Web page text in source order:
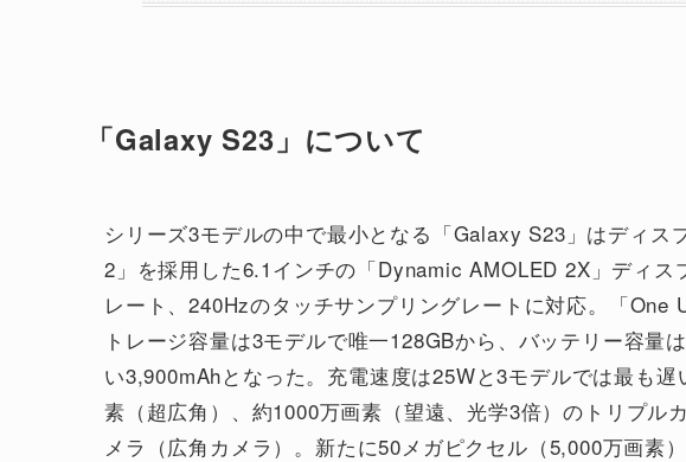
「Galaxy S23」について
シリーズ3モデルの中で最小となる「Galaxy S23」はディ
2」を採用した6.1インチの「Dynamic AMOLED 2X」ディス
レート、240Hzのタッチサンプリングレートに対応。「One
トレージ容量は3モデルで唯一128GBから、バッテリー容量
い3,900mAhとなった。充電速度は25Wと3モデルでは最も
素（超広角）、約1000万画素（望遠、光学3倍）のトリプル
メラ（広角カメラ）。新たに50メガピクセル（5,000万画素